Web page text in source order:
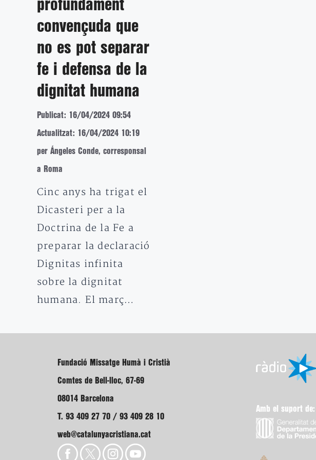
profundament
convençuda que
no es pot separar
fe i defensa de la
dignitat humana
Publicat: 16/04/2024 09:54
Actualitzat: 16/04/2024 10:19
per Ángeles Conde, corresponsal
a Roma
Cinc anys ha trigat el
Dicasteri per a la
Doctrina de la Fe a
preparar la declaració
Dignitas infinita
sobre la dignitat
humana. El març…
Fundació Missatge Humà i Cristià
Comtes de Bell-lloc, 67-69
08014 Barcelona
T. 93 409 27 70 / 93 409 28 10
web@catalunyacristiana.cat
Amb el suport de: